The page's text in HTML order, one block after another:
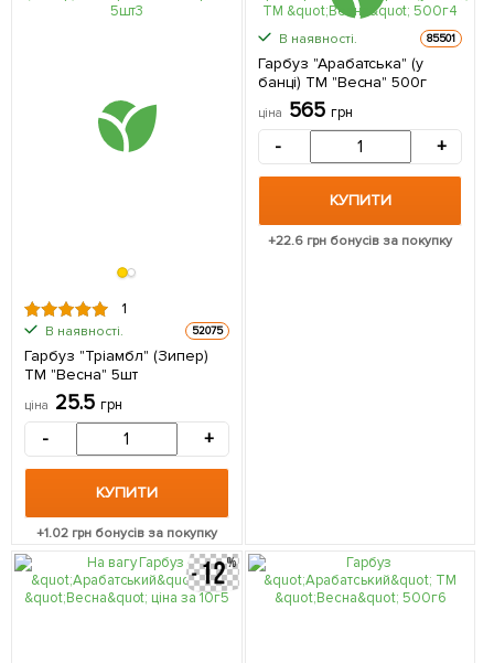
1
В наявності. 52075
Гарбуз "Тріамбл" (Зипер)
ТМ "Весна" 5шт
ціна 25.5 грн
- +
КУПИТИ
+1.02 грн бонусів за покупку
В наявності. 85501
Гарбуз "Арабатська" (у
банці) ТМ "Весна" 500г
ціна 565 грн
- +
КУПИТИ
+22.6 грн бонусів за покупку